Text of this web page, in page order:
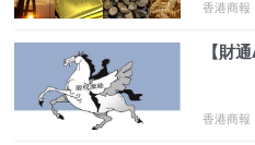
香港商報
【財
香港商報